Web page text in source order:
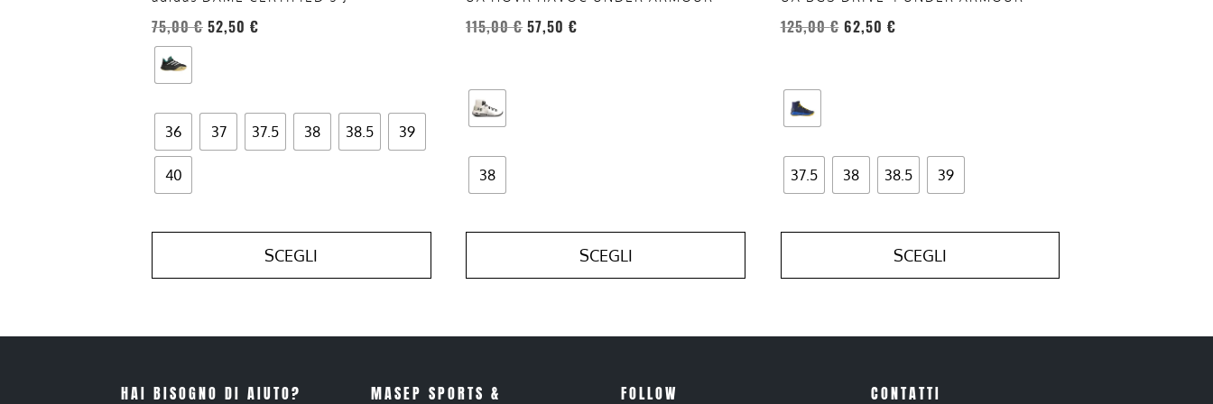
75,00€ 52,50 €
36 37 37.5 38 38.5 39
40
SCEGLI
prodotto
115,00€ 57,50€
38
SCEGLI
prodotto
125,00€ 62,50 €
37.5 38 38.5 39
SCEGLI
prodotto
HAI BISOGNO DI AIUTO? MASEP SPORTS & FOLLOW CONTATTI